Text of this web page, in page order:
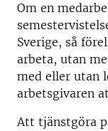
Om en
Sverige, så
arbeta, utan
med eller utan
arbetsgivaren
Att tjänstgöra